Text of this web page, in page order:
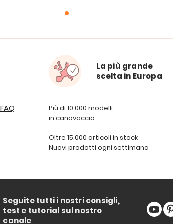
FAQ
La più grande
scelta in Europa
Più di 10.000 modelli
in canovaccio
Oltre 15.000 articoli in stock
Nuovi prodotti ogni settimana
Seguite tutti i nostri consigli,
test e tutorial sul nostro
canale